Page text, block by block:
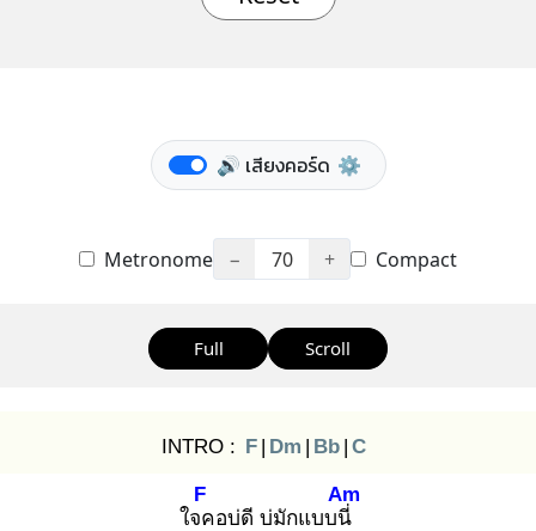
🔊 เสียงคอร์ด ⚙️
Metronome − 70 + Compact
Full Scroll
INTRO : F | Dm | Bb | C
ใจค
F
อบ่ดี บ่มักแบบนี่
Am